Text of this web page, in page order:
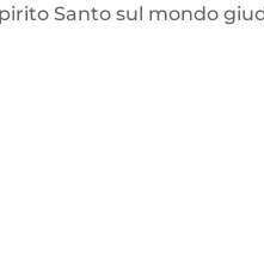
Santo sul mondo